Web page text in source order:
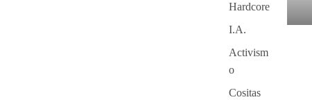
Hardcore
I.A.
Activism
o
Cositas